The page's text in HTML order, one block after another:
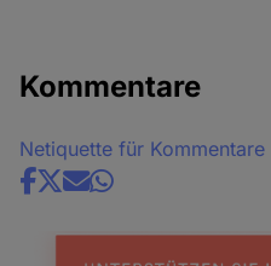
Kommentare
Netiquette für Kommentare
Share
news